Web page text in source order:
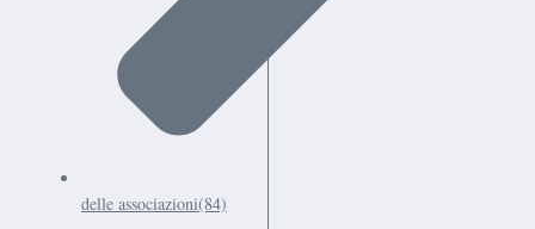
delle associazioni(84)